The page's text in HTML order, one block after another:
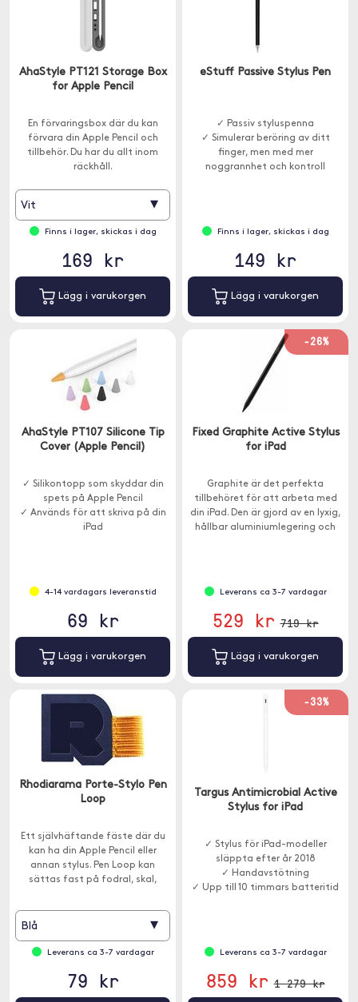
AhaStyle PT121 Storage Box
for Apple Pencil
En förvaringsbox där du kan
förvara din Apple Pencil och
tillbehör. Du har du allt inom
räckhåll.
Vit ▾
Finns i lager, skickas i dag
169 kr
Lägg i varukorgen
eStuff Passive Stylus Pen
✓ Passiv styluspenna
✓ Simulerar beröring av ditt
finger, men med mer
noggrannhet och kontroll
Finns i lager, skickas i dag
149 kr
Lägg i varukorgen
AhaStyle PT107 Silicone Tip
Cover (Apple Pencil)
✓ Silikontopp som skyddar din
spets på Apple Pencil
✓ Används för att skriva på din
iPad
4-14 vardagars leveranstid
69 kr
Lägg i varukorgen
-26%
Fixed Graphite Active Stylus
for iPad
Graphite är det perfekta
tillbehöret för att arbeta med
din iPad. Den är gjord av en lyxig,
hållbar aluminiumlegering och
Leverans ca 3-7 vardagar
529 kr 719 kr
Lägg i varukorgen
Rhodiarama Porte-Stylo Pen
Loop
Ett självhäftande fäste där du
kan ha din Apple Pencil eller
annan stylus. Pen Loop kan
sättas fast på fodral, skal,
Blå ▾
Leverans ca 3-7 vardagar
79 kr
-33%
Targus Antimicrobial Active
Stylus for iPad
✓ Stylus för iPad-modeller
släppta efter år 2018
✓ Handavstötning
✓ Upp till 10 timmars batteritid
Leverans ca 3-7 vardagar
859 kr 1 279 kr